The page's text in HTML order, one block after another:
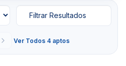
Ver Todos 4 aptos
Filtrar Resultados